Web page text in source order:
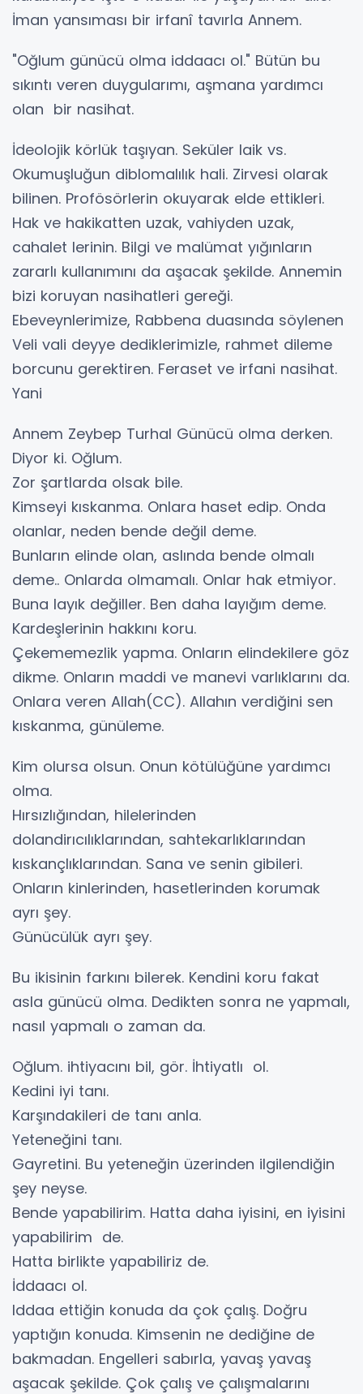
İman yansıması bir irfanî tavırla Annem.
"Oğlum günücü olma iddaacı ol." Bütün bu
sıkıntı veren duygularımı, aşmana yardımcı
olan bir nasihat.
İdeolojik körlük taşıyan. Seküler laik vs.
Okumuşluğun diblomalılık hali. Zirvesi olarak
bilinen. Profösörlerin okuyarak elde ettikleri.
Hak ve hakikatten uzak, vahiyden uzak,
cahalet lerinin. Bilgi ve malümat yığınların
zararlı kullanımını da aşacak şekilde. Annemin
bizi koruyan nasihatleri gereği.
Ebeveynlerimize, Rabbena duasında söylenen
Veli vali deyye dediklerimizle, rahmet dileme
borcunu gerektiren. Feraset ve irfani nasihat.
Yani
Annem Zeybep Turhal Günücü olma derken.
Diyor ki. Oğlum.
Zor şartlarda olsak bile.
Kimseyi kıskanma. Onlara haset edip. Onda
olanlar, neden bende değil deme.
Bunların elinde olan, aslında bende olmalı
deme.. Onlarda olmamalı. Onlar hak etmiyor.
Buna layık değiller. Ben daha layığım deme.
Kardeşlerinin hakkını koru.
Çekememezlik yapma. Onların elindekilere göz
dikme. Onların maddi ve manevi varlıklarını da.
Onlara veren Allah(CC). Allahın verdiğini sen
kıskanma, günüleme.
Kim olursa olsun. Onun kötülüğüne yardımcı
olma.
Hırsızlığından, hilelerinden
dolandirıcılıklarından, sahtekarlıklarından
kıskançlıklarından. Sana ve senin gibileri.
Onların kinlerinden, hasetlerinden korumak
ayrı şey.
Günücülük ayrı şey.
Bu ikisinin farkını bilerek. Kendini koru fakat
asla günücü olma. Dedikten sonra ne yapmalı,
nasıl yapmalı o zaman da.
Oğlum. ihtiyacını bil, gör. İhtiyatlı ol.
Kedini iyi tanı.
Karşındakileri de tanı anla.
Yeteneğini tanı.
Gayretini. Bu yeteneğin üzerinden ilgilendiğin
şey neyse.
Bende yapabilirim. Hatta daha iyisini, en iyisini
yapabilirim de.
Hatta birlikte yapabiliriz de.
İddaacı ol.
Iddaa ettiğin konuda da çok çalış. Doğru
yaptığın konuda. Kimsenin ne dediğine de
bakmadan. Engelleri sabırla, yavaş yavaş
aşacak şekilde. Çok çalış ve çalışmalarını